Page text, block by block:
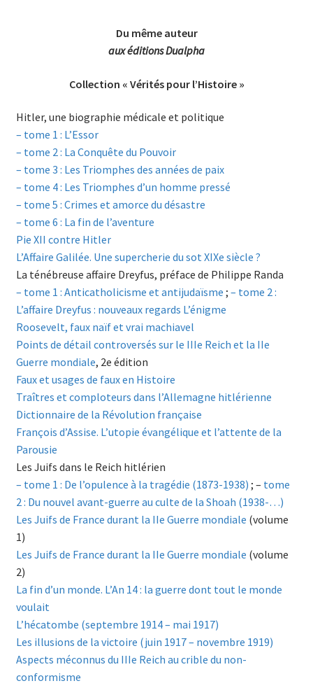
Du même auteur
aux éditions Dualpha
Collection « Vérités pour l’Histoire »
Hitler, une biographie médicale et politique
– tome 1 : L’Essor
– tome 2 : La Conquête du Pouvoir
– tome 3 : Les Triomphes des années de paix
– tome 4 : Les Triomphes d’un homme pressé
– tome 5 : Crimes et amorce du désastre
– tome 6 : La fin de l’aventure
Pie XII contre Hitler
L’Affaire Galilée. Une supercherie du sot XIXe siècle ?
La ténébreuse affaire Dreyfus, préface de Philippe Randa
– tome 1 : Anticatholicisme et antijudaïsme ; – tome 2 :
L’affaire Dreyfus : nouveaux regards L’énigme
Roosevelt, faux naïf et vrai machiavel
Points de détail controversés sur le IIIe Reich et la IIe
Guerre mondiale, 2e édition
Faux et usages de faux en Histoire
Traîtres et comploteurs dans l’Allemagne hitlérienne
Dictionnaire de la Révolution française
François d’Assise. L’utopie évangélique et l’attente de la
Parousie
Les Juifs dans le Reich hitlérien
– tome 1 : De l’opulence à la tragédie (1873-1938) ; – tome
2 : Du nouvel avant-guerre au culte de la Shoah (1938-…)
Les Juifs de France durant la IIe Guerre mondiale (volume
1)
Les Juifs de France durant la IIe Guerre mondiale (volume
2)
La fin d’un monde. L’An 14 : la guerre dont tout le monde
voulait
L’hécatombe (septembre 1914 – mai 1917)
Les illusions de la victoire (juin 1917 – novembre 1919)
Aspects méconnus du IIIe Reich au crible du non-
conformisme